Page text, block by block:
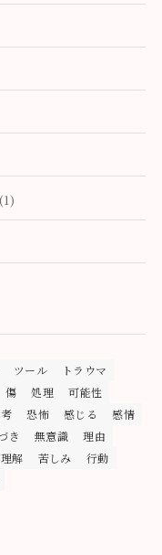
(1)
ツール
トラウマ
傷 処理
可能性
恐怖 感じる
感情
き 無意識
理由
解 苦しみ
行動